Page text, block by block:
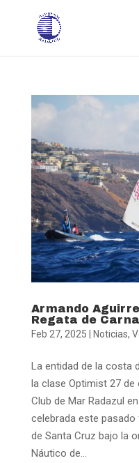
Armando
Regata de
Feb 27, 2025 Noticias,
La entidad de la costa
la clase Optimist 27 de
Club de Mar Radazul
celebrada este
de Santa Cruz bajo la
Náutico de...